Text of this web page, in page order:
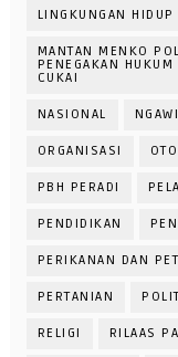
LINGKUNGAN HIDUP
MANTAN MENKO
PENEGAKAN
CUKAI
NASIONAL NGAWI
ORGANISASI
PBH PERADI
PENDIDIKAN
PERIKANAN DAN
PERTANIAN
RELIGI RILAAS